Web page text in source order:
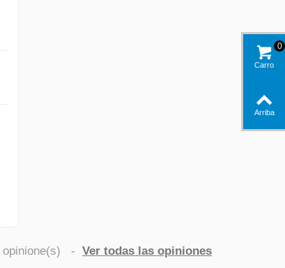
opinione(s) - Ver todas las opiniones
Carro
0
Arriba